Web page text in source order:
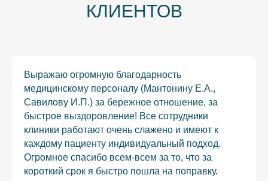
КЛИЕНТОВ
Выражаю огромную благодарность
медицинскому персоналу (Мантонину Е.А.,
Савилову И.П.) за бережное отношение, за
быстрое выздоровление! Все сотрудники
клиники работают очень слажено и имеют к
каждому пациенту индивидуальный подход.
Огромное спасибо всем-всем за то, что за
короткий срок я быстро пошла на поправку.